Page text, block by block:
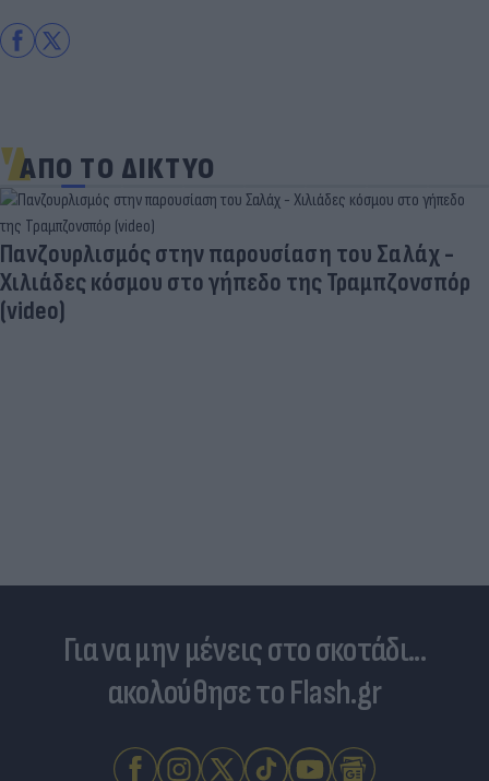
ΑΠΟ ΤΟ ΔΙΚΤΥΟ
Πανζουρλισμός στην παρουσίαση του Σαλάχ -
Χιλιάδες κόσμου στο γήπεδο της Τραμπζονσπόρ
(video)
Για να μην μένεις στο σκοτάδι...
ακολούθησε το Flash.gr